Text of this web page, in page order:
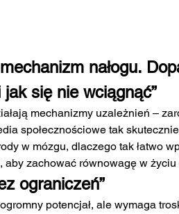
nałogu.
się nie wciągnąć”
mechanizmy uzależnień –
społecznościowe tak
w mózgu, dlaczego tak łatwo
zachować równowagę w
ograniczeń”
potencjał, ale wymaga